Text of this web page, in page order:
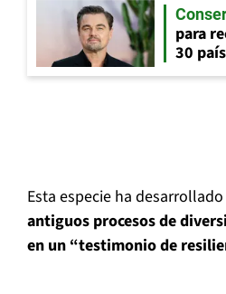
para
30
Esta especie ha
antiguos procesos de
en un “testimonio de